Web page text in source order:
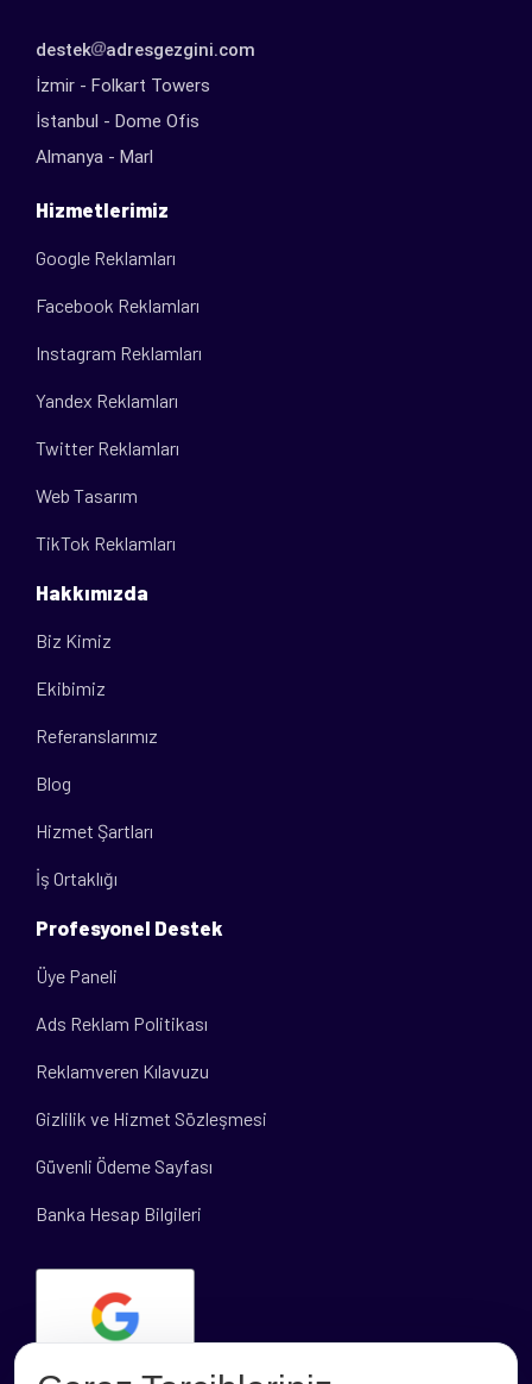
destek
adresgezgini.com
İzmir - Folkart Towers
İstanbul - Dome Ofis
Almanya - Marl
Hizmetlerimiz
Google Reklamları
Facebook Reklamları
Instagram Reklamları
Yandex Reklamları
Twitter Reklamları
Web Tasarım
TikTok Reklamları
Hakkımızda
Biz Kimiz
Ekibimiz
Referanslarımız
Blog
Hizmet Şartları
İş Ortaklığı
Profesyonel Destek
Üye Paneli
Ads Reklam Politikası
Reklamveren Kılavuzu
Gizlilik ve Hizmet Sözleşmesi
Güvenli Ödeme Sayfası
Banka Hesap Bilgileri